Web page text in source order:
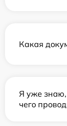
Какая
Я уже знаю,
чего